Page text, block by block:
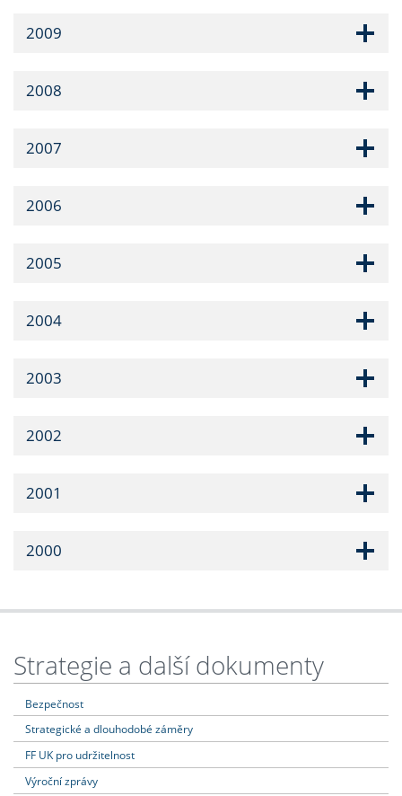
2009
2008
2007
2006
2005
2004
2003
2002
2001
2000
Strategie a další dokumenty
Bezpečnost
Strategické a dlouhodobé záměry
FF UK pro udržitelnost
Výroční zprávy